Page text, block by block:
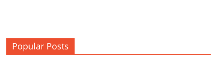
Popular Posts